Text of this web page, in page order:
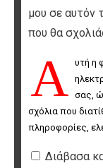
μου σε αυτόν
που θα
Α υτή η
σας,
σχόλια που
πληροφορίες,
Διάβασα